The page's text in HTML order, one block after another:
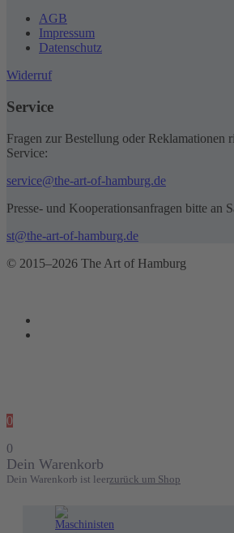
AGB
Impressum
Datenschutz
Widerruf
Service
Fragen zur Bestellung oder Reklamationen
Service:
service@the-art-of-hamburg.de
Presse- und Kooperationsanfragen bitte an
st@the-art-of-hamburg.de
© 2015–2026 The Art of Hamburg
0
0
Dein Warenkorb
Dein Warenkorb ist leerzurück um Shop